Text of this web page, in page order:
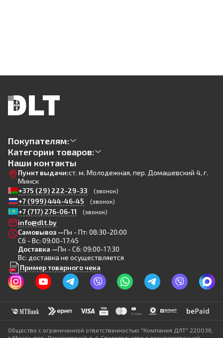
Покупателям:
Категории товаров:
Наши контакты
Пункт выдачи:ст. м. Молодежная, пер. Домашевский 4, г.
Минск
+375 (29) 222-29-33
(звонок)
+7 (999) 444-46-45 (звонок)
+7 (717) 276-06-11 (звонок)
info@dlt.by
Самовывоз —Пн - Пт: 08:30-20:00
Сб - Вс: 09:00-17:45
Доставка —Пн - Сб: 09:00-17:30
Вс: доставка не осуществляется
Пример товарного чека
Общество с ограниченной ответственностью "Компания ДЛТ" 220036,